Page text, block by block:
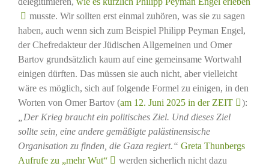
musste. Wir sollten erst einmal zuhören, was sie zu sagen
haben, auch wenn sich zum Beispiel Philipp Peyman Engel,
der Chefredakteur der Jüdischen Allgemeinen und Omer
Bartov grundsätzlich kaum auf eine gemeinsame Wortwahl
einigen dürften. Das müssen sie auch nicht, aber vielleicht
wäre es möglich, sich auf folgende Formel zu einigen, in den
Worten von Omer Bartov (am 12. Juni 2025 in der ZEIT
):
„Der Krieg braucht ein politisches Ziel. Und dieses Ziel
sollte sein, eine andere gemäßigte palästinensische
Organisation zu finden, die Gaza regiert.“ Greta Thunbergs
Aufrufe zu „mehr Wut“
werden sicherlich nicht dazu